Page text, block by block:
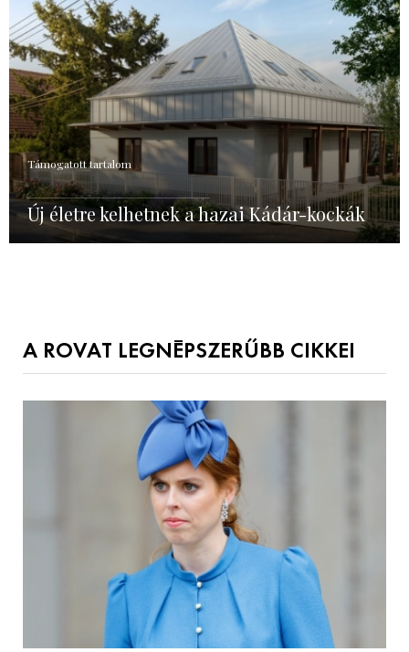
Támogatott tartalom
Új életre kelhetnek a hazai Kádár-kockák
A ROVAT LEGNÉPSZERŰBB CIKKEI